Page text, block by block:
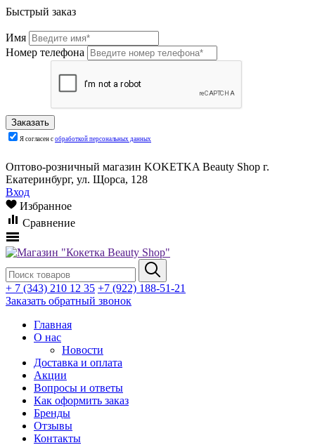
Быстрый заказ
Имя
Номер телефона
Я согласен с обработкой персональных данных
Оптово-розничный магазин KOKETKA Beauty Shop г.
Екатеринбург, ул. Щорса, 128
Вход
Избранное
Сравнение
+ 7 (343) 210 12 35 +7 (922) 188-51-21
Заказать обратный звонок
Главная
О нас
Новости
Доставка и оплата
Акции
Вопросы и ответы
Как оформить заказ
Бренды
Отзывы
Контакты